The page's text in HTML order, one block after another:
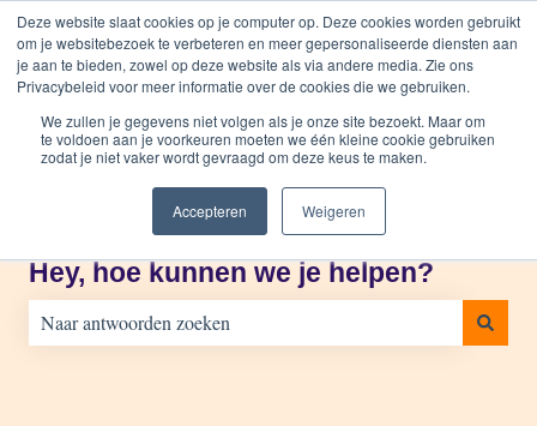
Deze website slaat cookies op je computer op. Deze cookies worden gebruikt
om je websitebezoek te verbeteren en meer gepersonaliseerde diensten aan
je aan te bieden, zowel op deze website als via andere media. Zie ons
Privacybeleid voor meer informatie over de cookies die we gebruiken.
We zullen je gegevens niet volgen als je onze site bezoekt. Maar om
te voldoen aan je voorkeuren moeten we één kleine cookie gebruiken
zodat je niet vaker wordt gevraagd om deze keus te maken.
Accepteren Weigeren
NederlandsSubmenu tonen voor vertalingen
Vraag ons om hulpInloggen
Start Producten Prijzen Blog Bedrijf
Hey, hoe kunnen we je helpen?